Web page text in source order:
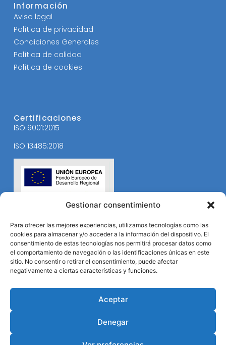
Gestionar consentimiento
Para ofrecer las mejores experiencias, utilizamos tecnologías como las
cookies para almacenar y/o acceder a la información del dispositivo. El
consentimiento de estas tecnologías nos permitirá procesar datos como
el comportamiento de navegación o las identificaciones únicas en este
sitio. No consentir o retirar el consentimiento, puede afectar
negativamente a ciertas características y funciones.
Aceptar
Denegar
Información
Aviso legal
Política de privacidad
Condiciones Generales
Política de calidad
Política de cookies
Certificaciones
ISO 9001:2015
ISO 13485:2018